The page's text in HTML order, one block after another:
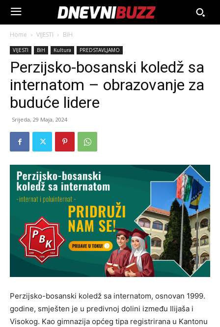
Home VIJESTI BiH
VIJESTI BiH Kultura PREDSTAVLJAMO
Perzijsko-bosanski koledž sa
internatom – obrazovanje za
buduće lidere
Srijeda, 29 Maja, 2024
Perzijsko-bosanski koledž sa internatom, osnovan 1999.
godine, smješten je u predivnoj dolini između Ilijaša i
Visokog. Kao gimnazija općeg tipa registrirana u Kantonu